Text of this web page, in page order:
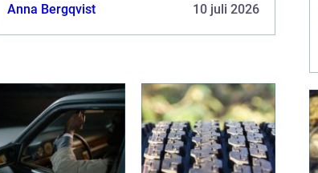
Anna Bergqvist 10 juli 2026